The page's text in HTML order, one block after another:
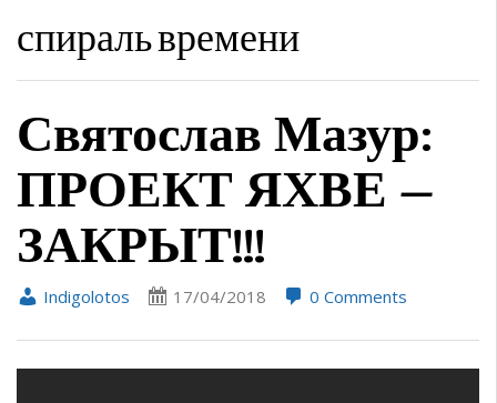
спираль времени
Святослав Мазур:
ПРОЕКТ ЯХВЕ —
ЗАКРЫТ!!!
Indigolotos 17/04/2018 0 Comments